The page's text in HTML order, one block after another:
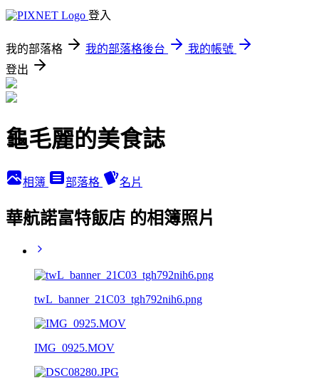
登入
我的部落格 我的部落格後台
我的帳號
登出
龜毛麗的美食誌
相簿 部落格 名片
華航諾富特飯店 的相簿照片
twL_banner_21C03_tgh792nih6.png
IMG_0925.MOV